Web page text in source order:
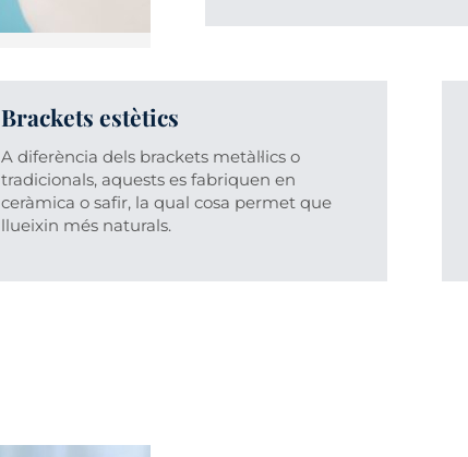
Brackets estètics
A diferència dels brackets metàl·lics o
tradicionals, aquests es fabriquen en
ceràmica o safir, la qual cosa permet que
llueixin més naturals.